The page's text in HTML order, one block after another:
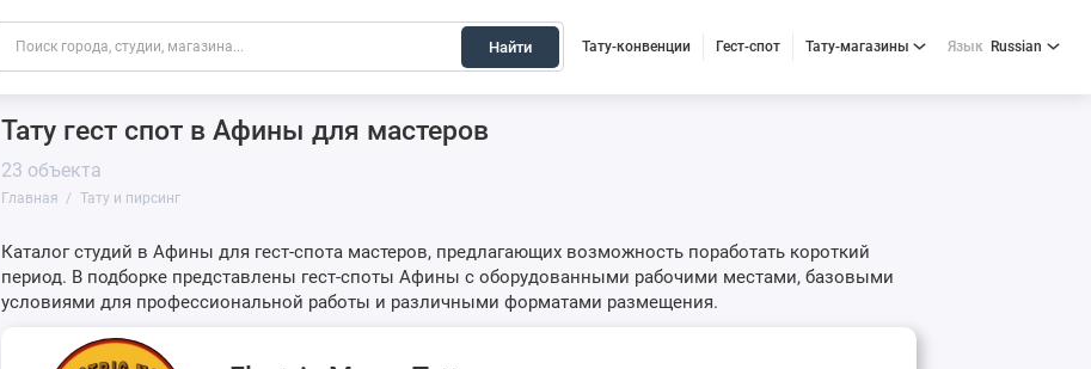
Найти Тату-конвенции Гест-спот Тату-магазины Язык Russian
Тату гест спот в Афины для мастеров
23 объекта
Главная Тату и пирсинг
Каталог студий в Афины для гест-спота мастеров, предлагающих возможность поработать короткий
период. В подборке представлены гест-споты Афины с оборудованными рабочими местами, базовыми
условиями для профессиональной работы и различными форматами размещения.